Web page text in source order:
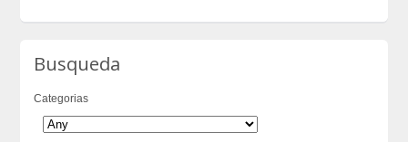
Busqueda
Categorias